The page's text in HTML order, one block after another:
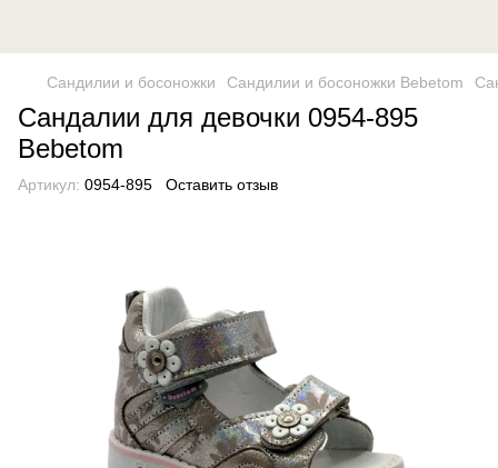
Сандилии и босоножки Сандилии и босоножки Bebetom
Сандалии для девочки 0954-895
Bebetom
Артикул: 0954-895 Оставить отзыв